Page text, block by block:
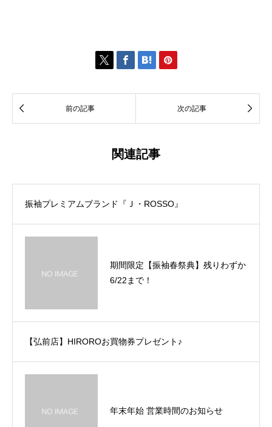
   
 前の記事 次の記事 
関連記事
振袖プレミアムブランド『Ｊ・ROSSO』
期間限定【振袖春祭典】残りわずか
6/22まで！
【弘前店】HIROROお買物券プレゼント♪
年末年始 営業時間のお知らせ